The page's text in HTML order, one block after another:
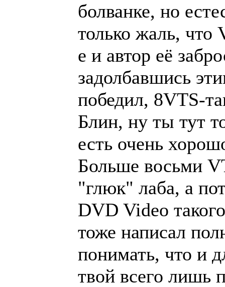
болванке, но
только жаль, что
е и автор её
задолбавшись
победил, 8VTS-
Блин, ну ты тут
есть очень
Больше восьми
"глюк" лаба, а
DVD Video
тоже написал
понимать, что и
твой всего лишь